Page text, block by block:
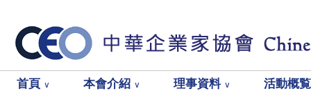
首頁 ∨ 本會介紹 ∨ 理事資料 ∨ 活動概